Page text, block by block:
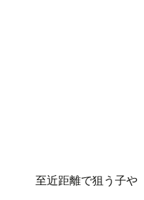
至近距離で狙う子